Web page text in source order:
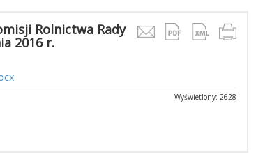
Rolnictwa Rady
2016 r.
Wyświetlony: 2628